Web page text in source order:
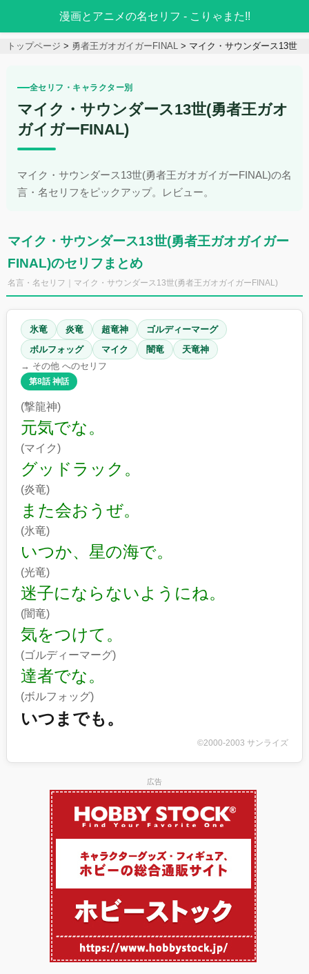
漫画とアニメの名セリフ - こりゃまた!!
トップページ 勇者王ガオガイガーFINAL マイク・サウンダース13世
全セリフ・キャラクター別
マイク・サウンダース13世(勇者王ガオ
ガイガーFINAL)
マイク・サウンダース13世(勇者王ガオガイガーFINAL)の名
言・名セリフをピックアップ。レビュー。
マイク・サウンダース13世(勇者王ガオガイガー
FINAL)のセリフまとめ
名言・名セリフ｜マイク・サウンダース13世(勇者王ガオガイガーFINAL)
氷竜 炎竜 超竜神
ゴルディーマーグ
ボルフォッグ
マイク 闇竜
天竜神
→ その他 へのセリフ
第8話 神話
(撃龍神)
元気でな。
(マイク)
グッドラック。
(炎竜)
また会おうぜ。
(氷竜)
いつか、星の海で。
(光竜)
迷子にならないようにね。
(闇竜)
気をつけて。
(ゴルディーマーグ)
達者でな。
(ボルフォッグ)
いつまでも。
©2000-2003 サンライズ
広告